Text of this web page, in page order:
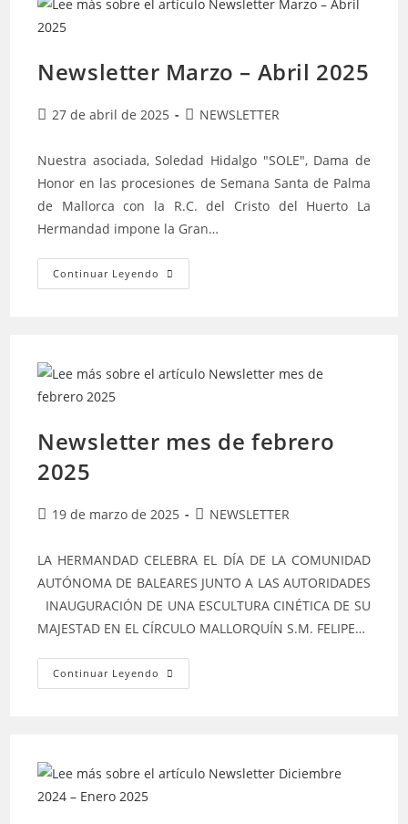
Newsletter Marzo – Abril 2025
Publicación
entrada:
27 de abril de 2025
Categoría
la
entrada:
NEWSLETTER
Nuestra asociada, Soledad Hidalgo "SOLE", Dama de
Honor en las procesiones de Semana Santa de Palma
de Mallorca con la R.C. del Cristo del Huerto La
Hermandad impone la Gran…
Continuar Leyendo Newsletter
Marzo
Newsletter mes de febrero
2025
Publicación
entrada:
19 de marzo de 2025
Categoría
entrada:
NEWSLETTER
LA HERMANDAD CELEBRA EL DÍA DE LA COMUNIDAD
AUTÓNOMA DE BALEARES JUNTO A LAS AUTORIDADES
INAUGURACIÓN DE UNA ESCULTURA CINÉTICA DE SU
MAJESTAD EN EL CÍRCULO MALLORQUÍN S.M. FELIPE…
Continuar Leyendo Newsletter
Mes